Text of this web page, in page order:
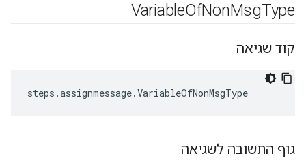
VariableOfNonMsgType
קוד שגיאה
steps .assignmessage.VariableOfNonMsgType
גוף התשובה לשגיאה